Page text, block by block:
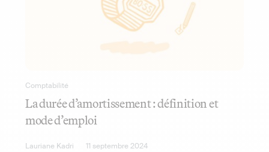
Comptabilité
La durée d’amortissement : définition et
mode d’emploi
Lauriane Kadri 11 septembre 2024